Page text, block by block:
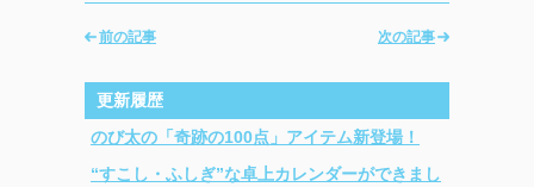
次の記事
前の記事
更新履歴
のび太の「奇跡の100点」アイテム新登場！
“すこし・ふしぎ”な卓上カレンダーができまし